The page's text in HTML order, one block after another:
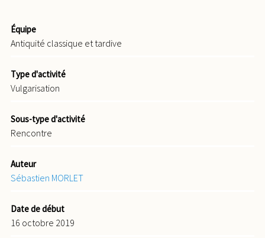
Équipe
Antiquité classique et tardive
Type d'activité
Vulgarisation
Sous-type d'activité
Rencontre
Auteur
Sébastien MORLET
Date de début
16 octobre 2019